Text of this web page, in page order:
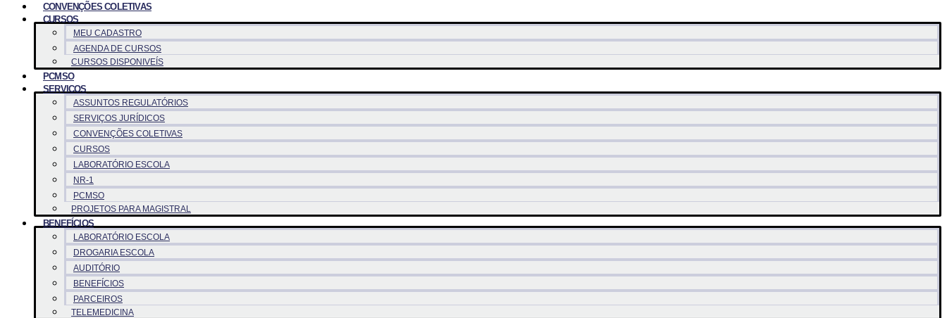
CONVENÇÕES COLETIVAS
CURSOS
MEU CADASTRO
AGENDA DE CURSOS
CURSOS DISPONIVEÍS
PCMSO
SERVICOS
ASSUNTOS REGULATÓRIOS
SERVIÇOS JURÍDICOS
CONVENÇÕES COLETIVAS
CURSOS
LABORATÓRIO ESCOLA
NR-1
PCMSO
PROJETOS PARA MAGISTRAL
BENEFÍCIOS
LABORATÓRIO ESCOLA
DROGARIA ESCOLA
AUDITÓRIO
BENEFÍCIOS
PARCEIROS
TELEMEDICINA